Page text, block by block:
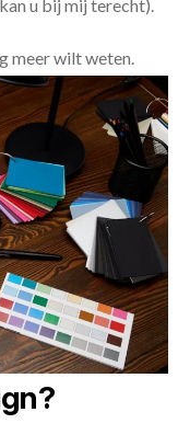
kan u bij mij terecht).
meer wilt weten.